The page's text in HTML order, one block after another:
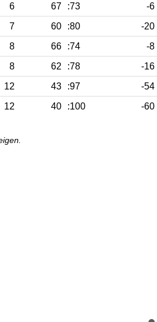
6 67 :73 -6
7 60 :80 -20
8 66 :74 -8
8 62 :78 -16
12 43 :97 -54
12 40 :100 -60